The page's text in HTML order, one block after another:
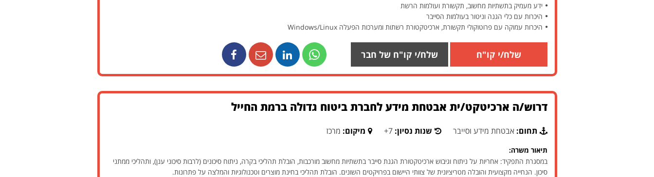
ידע מעמיק בתשתיות מחשוב, תקשורת ועולמות הרשת
היכרות עם כלי הגנה וניטור בעולמות הסייבר
היכרות עמוקה עם פרוטוקולי תקשורת, ארכיטקטורת רשתות ומערכות הפעלה Windows/Linux
שלח/י קו"ח שלח/י קו"ח של חבר
דרוש/ה ארכיטקט/ית אבטחת מידע לחברת ביטוח גדולה ברמת החייל
תחום:אבטחת מידע וסייבר שנות נסיון:7+ מיקום: מרכז
תיאור משרה:
במסגרת התפקיד: אחריות על ניתוח וגיבוש ארכיטקטורת הגנת סייבר בתשתיות מחשוב מורכבות, הובלת תהליכי בקרה, ניתוח סיכונים (לרבות סיכוני ענן), ותהליכי ממתני
סיכון. הנחייה מקצועית והובלה מטריציונית של צוותי היישום בפרויקטים השונים. הובלת תהליכי בחינת מוצרים וטכנולוגיות והמלצה על פתרונות.